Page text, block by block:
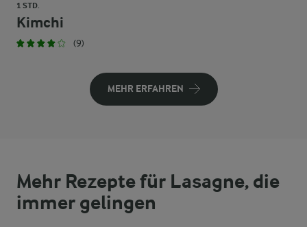
1 STD.
Kimchi
(9)
MEHR ERFAHREN
Mehr Rezepte für Lasagne, die
immer gelingen